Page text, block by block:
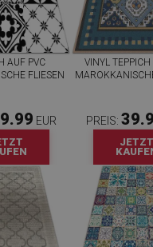
AUF PVC
FLIESEN
EUR
VINYL TEPPICH
PREIS:
JETZT